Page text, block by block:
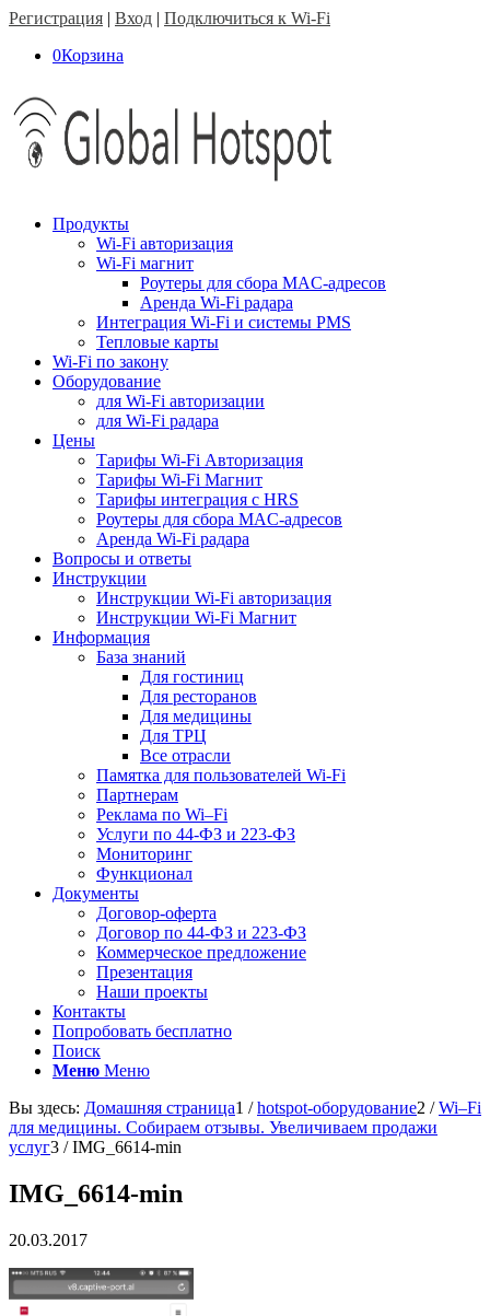
Регистрация | Вход | Подключиться к Wi-Fi
0Корзина
Продукты
Wi-Fi авторизация
Wi-Fi магнит
Роутеры для сбора MAC-адресов
Аренда Wi-Fi радара
Интеграция Wi-Fi и системы PMS
Тепловые карты
Wi-Fi по закону
Оборудование
для Wi-Fi авторизации
для Wi-Fi радара
Цены
Тарифы Wi-Fi Авторизация
Тарифы Wi-Fi Магнит
Тарифы интеграция с HRS
Роутеры для сбора MAC-адресов
Аренда Wi-Fi радара
Вопросы и ответы
Инструкции
Инструкции Wi-Fi авторизация
Инструкции Wi-Fi Магнит
Информация
База знаний
Для гостиниц
Для ресторанов
Для медицины
Для ТРЦ
Все отрасли
Памятка для пользователей Wi-Fi
Партнерам
Реклама по Wi–Fi
Услуги по 44-ФЗ и 223-ФЗ
Мониторинг
Функционал
Документы
Договор-оферта
Договор по 44-ФЗ и 223-ФЗ
Коммерческое предложение
Презентация
Наши проекты
Контакты
Попробовать бесплатно
Поиск
Меню Меню
Вы здесь: Домашняя страница1 / hotspot-оборудование2 / Wi–Fi
для медицины. Собираем отзывы. Увеличиваем продажи
услуг3 / IMG_6614-min
IMG_6614-min
20.03.2017